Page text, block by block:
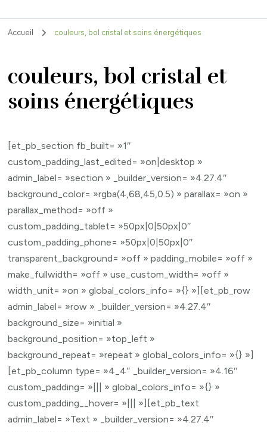
Accueil couleurs, bol cristal et soins énergétiques
couleurs, bol cristal et
soins énergétiques
[et_pb_section fb_built= »1″
custom_padding_last_edited= »on|desktop »
admin_label= »section » _builder_version= »4.27.4″
background_color= »rgba(4,68,45,0.5) » parallax= »on »
parallax_method= »off »
custom_padding_tablet= »50px|0|50px|0″
custom_padding_phone= »50px|0|50px|0″
transparent_background= »off » padding_mobile= »off »
make_fullwidth= »off » use_custom_width= »off »
width_unit= »on » global_colors_info= »{} »][et_pb_row
admin_label= »row » _builder_version= »4.27.4″
background_size= »initial »
background_position= »top_left »
background_repeat= »repeat » global_colors_info= »{} »]
[et_pb_column type= »4_4″ _builder_version= »4.16″
custom_padding= »||| » global_colors_info= »{} »
custom_padding__hover= »||| »][et_pb_text
admin_label= »Text » _builder_version= »4.27.4″